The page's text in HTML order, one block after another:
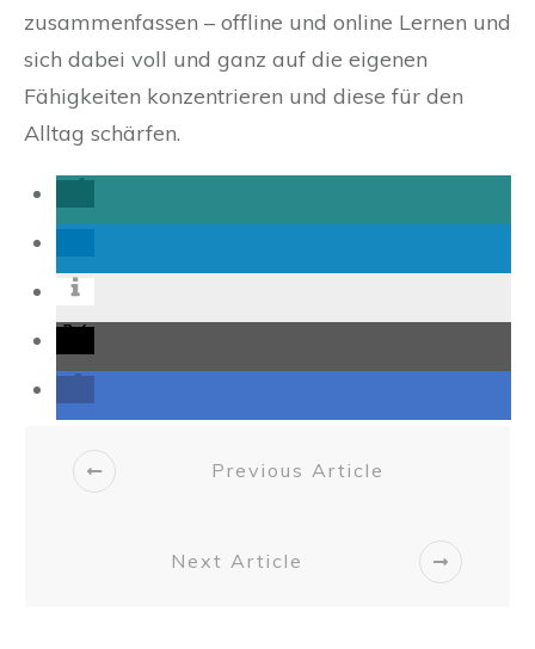
zusammenfassen – offline und online Lernen und
sich dabei voll und ganz auf die eigenen
Fähigkeiten konzentrieren und diese für den
Alltag schärfen.
Previous Article
Next Article